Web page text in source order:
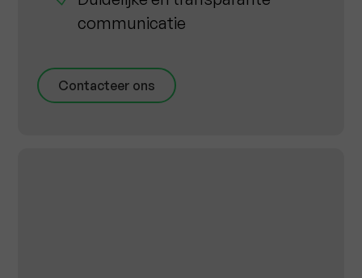
communicatie
Contacteer ons